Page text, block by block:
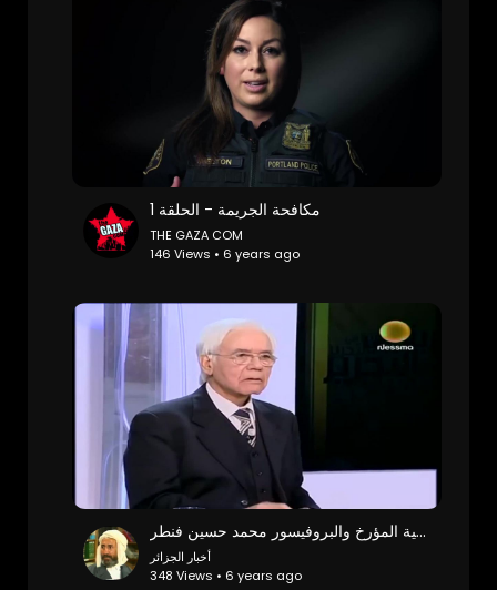
مكافحة الجريمة - الحلقة 1
THE GAZA COM
146 Views • 6 years ago
لا توجد لغة امازيغية بل لغة لوبية ⁣المؤرخ والبروفيسور محمد حسين فنطر
أخبار الجزائر
348 Views • 6 years ago